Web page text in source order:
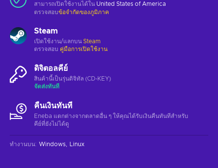
สามารถเปิดใช้งานได้ใน United States of America
ตรวจสอบข้อจำกัดของภูมิภาค
Steam
เปิดใช้งาน/แลกบน Steam
ตรวจสอบ คู่มือการเปิดใช้งาน
ดิจิตอลคีย์
สินค้านี้เป็นรุ่นดิจิทัล (CD-KEY)
จัดส่งทันที
คืนเงินทันที
Eneba แตกต่างจากตลาดอื่น ๆ ให้คุณได้รับเงินคืนทันทีสําหรับ
คีย์ที่ยังไม่ได้ดู
ทำงานบน: Windows Linux